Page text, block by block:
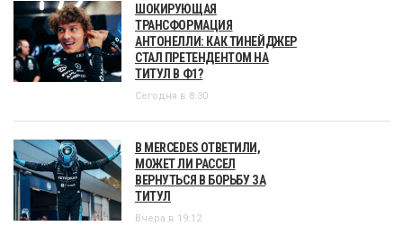
ШОКИРУЮЩАЯ
ТРАНСФОРМАЦИЯ
АНТОНЕЛЛИ: КАК ТИНЕЙДЖЕР
СТАЛ ПРЕТЕНДЕНТОМ НА
ТИТУЛ В Ф1?
Сегодня в 8:30
В MERCEDES ОТВЕТИЛИ,
МОЖЕТ ЛИ РАССЕЛ
ВЕРНУТЬСЯ В БОРЬБУ ЗА
ТИТУЛ
Вчера в 19:12